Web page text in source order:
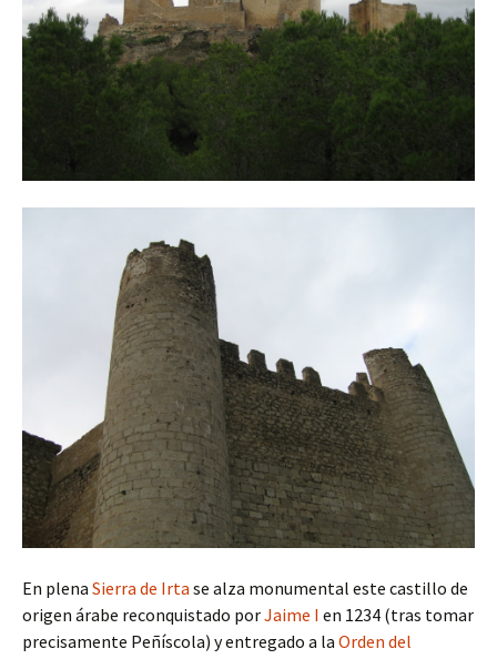
En plena Sierra de Irta se alza monumental este castillo de
origen árabe reconquistado porJaime I en 1234 (tras tomar
precisamente Peñíscola) y entregado a la Orden del